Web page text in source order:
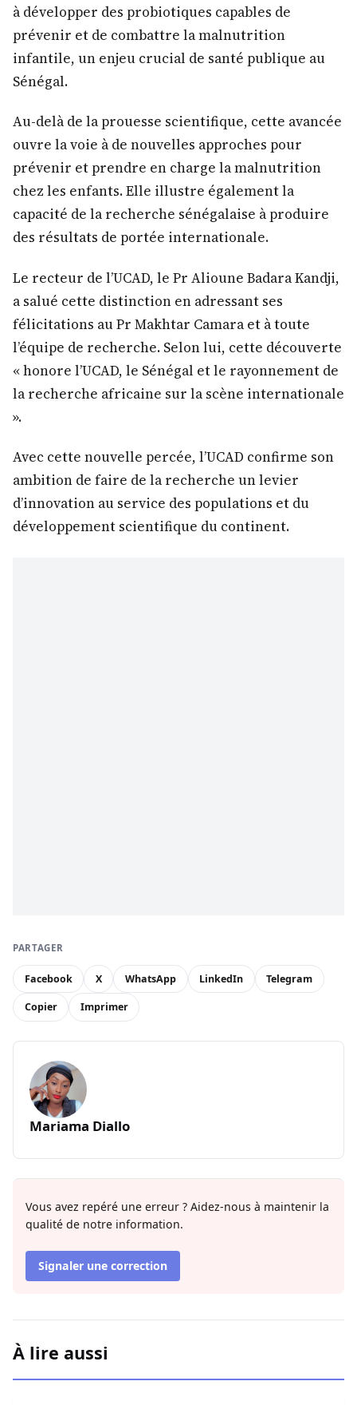
à développer des probiotiques capables de
prévenir et de combattre la malnutrition
infantile, un enjeu crucial de santé publique au
Sénégal.
Au-delà de la prouesse scientifique, cette avancée
ouvre la voie à de nouvelles approches pour
prévenir et prendre en charge la malnutrition
chez les enfants. Elle illustre également la
capacité de la recherche sénégalaise à produire
des résultats de portée internationale.
Le recteur de l’UCAD, le Pr Alioune Badara Kandji,
a salué cette distinction en adressant ses
félicitations au Pr Makhtar Camara et à toute
l’équipe de recherche. Selon lui, cette découverte
« honore l’UCAD, le Sénégal et le rayonnement de
la recherche africaine sur la scène internationale
».
Avec cette nouvelle percée, l’UCAD confirme son
ambition de faire de la recherche un levier
d’innovation au service des populations et du
développement scientifique du continent.
PARTAGER
Facebook X WhatsApp LinkedIn Telegram
Copier Imprimer
Mariama Diallo
Vous avez repéré une erreur ? Aidez-nous à maintenir la
qualité de notre information.
Signaler une correction
À lire aussi